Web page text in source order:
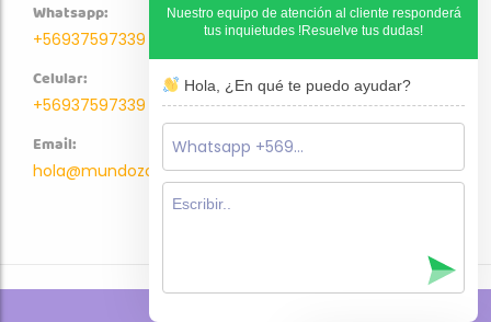
Whatsapp:
+56937597339
Celular:
+56937597339
Email:
hola@mundozoo.cl
Nuestro equipo de atención al cliente responderá
tus inquietudes !Resuelve tus dudas!
Hola, ¿En qué te puedo ayudar?